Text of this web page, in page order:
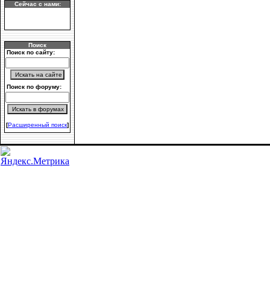
Сейчас с нами:
Поиск
Поиск по сайту:
Поиск по форуму:
[Расширенный поиск]